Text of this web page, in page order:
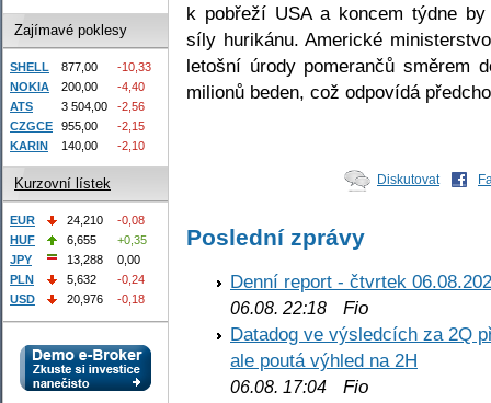
k pobřeží USA a koncem týdne by
síly hurikánu. Americké
letošní úrody pomerančů směrem
milionů beden, což odpovídá
Diskutovat
Poslední zprávy
Denní report - čtvrtek
06.08. 22:18 Fio
Datadog ve výsledcích za 2Q
ale poutá výhled na 2H
06.08. 17:04 Fio
Zajímavé poklesy
SHELL 877,00
-10,33
NOKIA
200,00
-4,40
ATS
3 504,00
-2,56
CZGCE
955,00
-2,15
KARIN
140,00 -2,10
Kurzovní lístek
EUR 24,210
-0,08
HUF
6,655
+0,35
JPY
13,288
0,00
PLN
5,632
-0,24
USD
20,976 -0,18